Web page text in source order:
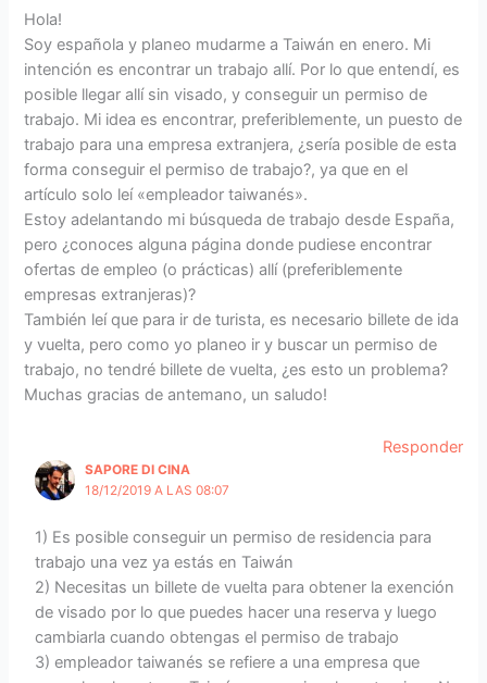
Hola!
Soy española y planeo mudarme a Taiwán en enero. Mi
intención es encontrar un trabajo allí. Por lo que entendí, es
posible llegar allí sin visado, y conseguir un permiso de
trabajo. Mi idea es encontrar, preferiblemente, un puesto de
trabajo para una empresa extranjera, ¿sería posible de esta
forma conseguir el permiso de trabajo?, ya que en el
artículo solo leí «empleador taiwanés».
Estoy adelantando mi búsqueda de trabajo desde España,
pero ¿conoces alguna página donde pudiese encontrar
ofertas de empleo (o prácticas) allí (preferiblemente
empresas extranjeras)?
También leí que para ir de turista, es necesario billete de ida
y vuelta, pero como yo planeo ir y buscar un permiso de
trabajo, no tendré billete de vuelta, ¿es esto un problema?
Muchas gracias de antemano, un saludo!
Responder
SAPORE DI CINA
18/12/2019 A LAS 08:07
1) Es posible conseguir un permiso de residencia para
trabajo una vez ya estás en Taiwán
2) Necesitas un billete de vuelta para obtener la exención
de visado por lo que puedes hacer una reserva y luego
cambiarla cuando obtengas el permiso de trabajo
3) empleador taiwanés se refiere a una empresa que